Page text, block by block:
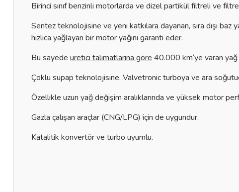
Birinci sınıf benzinli motorlarda ve dizel partikül filtreli ve
Sentez teknolojisine ve yeni katkılara dayanan, sıra dışı
hızlıca yağlayan bir motor yağını garanti eder.
Bu sayede üretici talimatlarına göre 40.000 km‘ye varan yağ
Çoklu supap teknolojisine, Valvetronic turboya ve ara
Özellikle uzun yağ değişim aralıklarında ve yüksek motor
Gazla çalışan araçlar (CNG/LPG) için de uygundur.
Katalitik konvertör ve turbo uyumlu.